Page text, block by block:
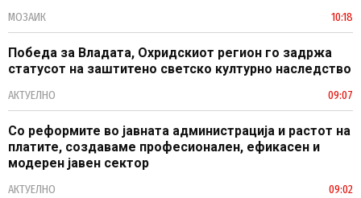
МОЗАИК 10:18
Победа за Владата, Охридскиот регион го задржа
статусот на заштитено светско културно наследство
АКТУЕЛНО 09:07
Со реформите во јавната администрација и растот на
платите, создаваме професионален, ефикасен и
модерен јавен сектор
АКТУЕЛНО 09:02